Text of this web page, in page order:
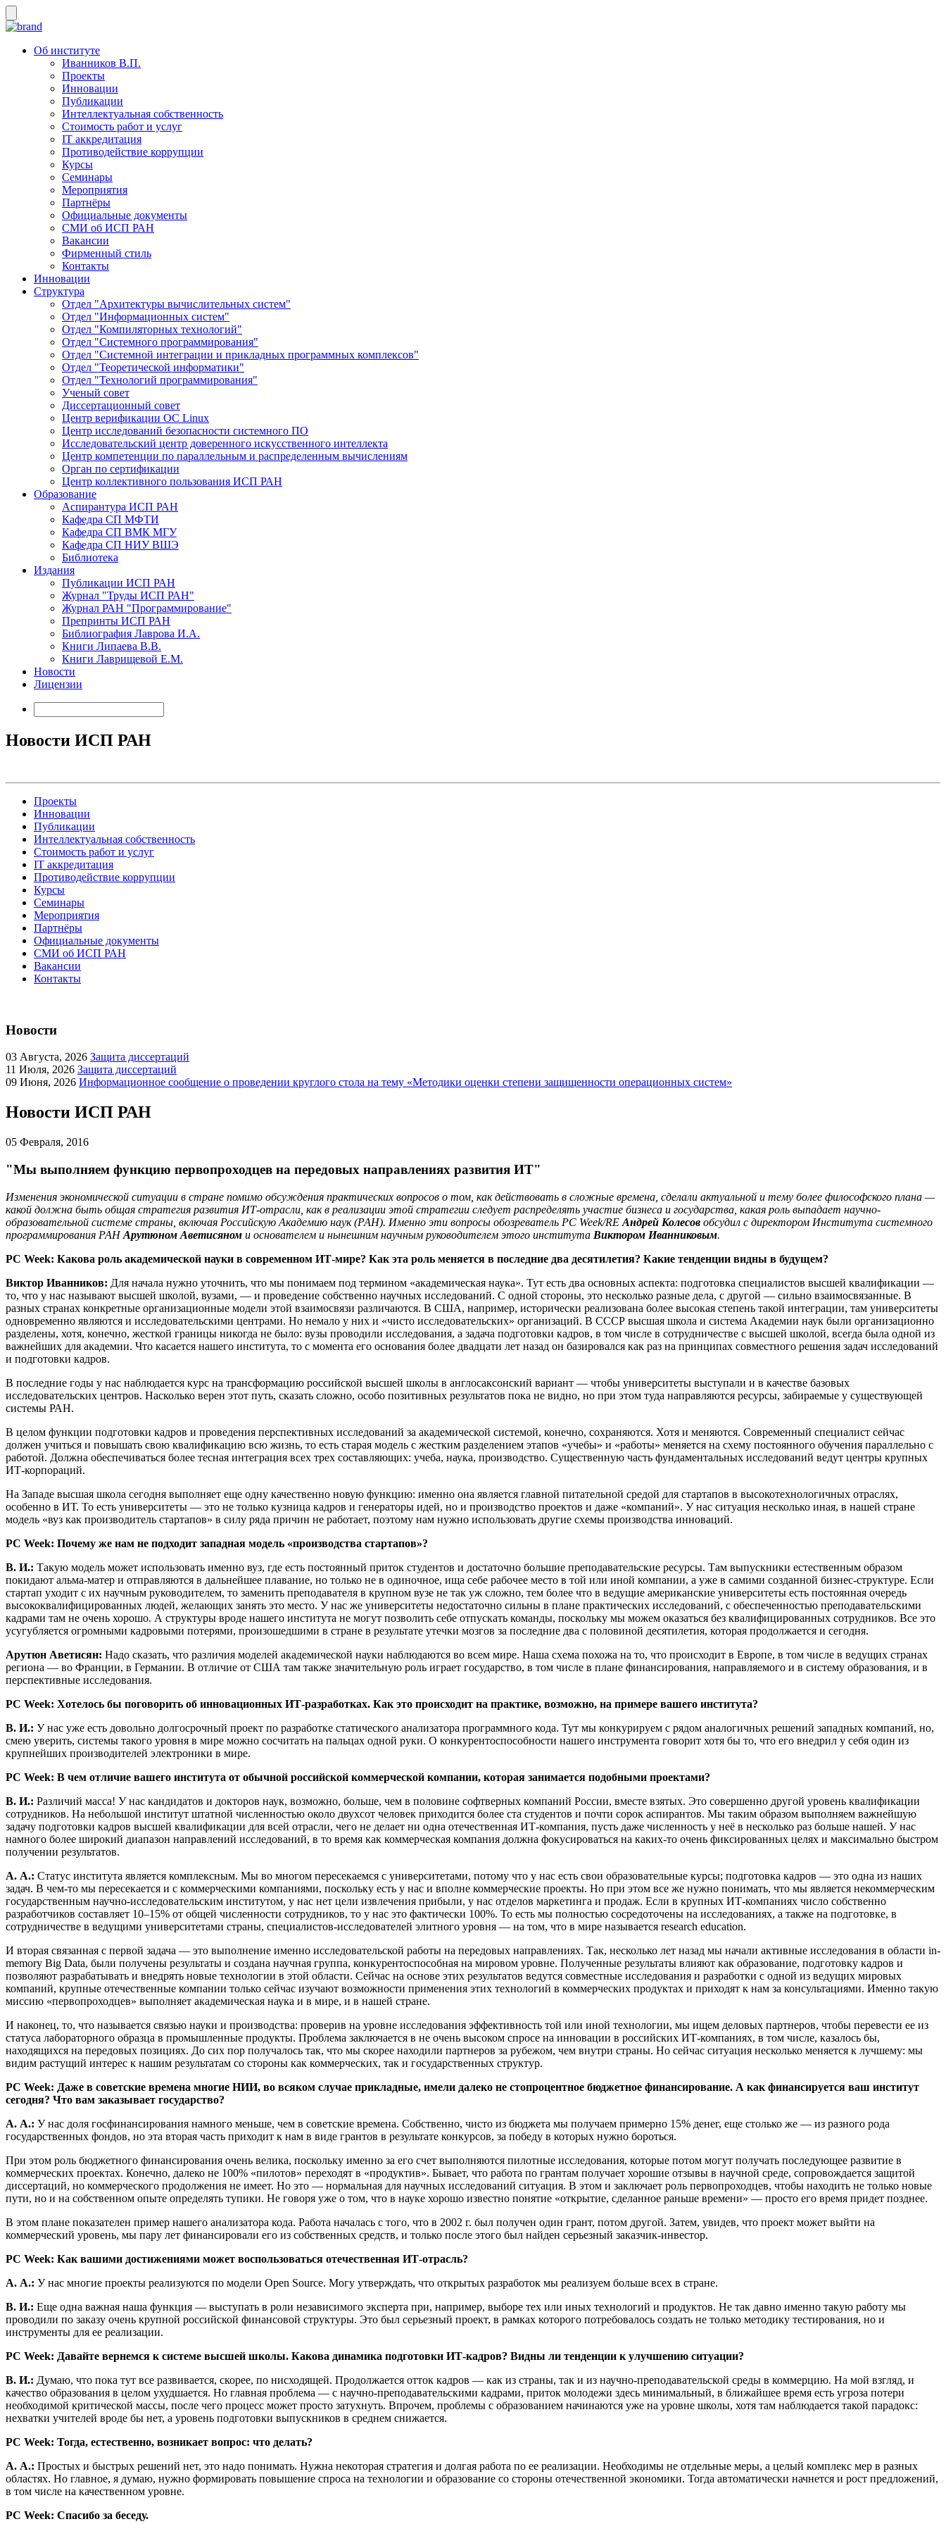
Об институте
Иванников В.П.
Проекты
Инновации
Публикации
Интеллектуальная собственность
Стоимость работ и услуг
IT аккредитация
Противодействие коррупции
Курсы
Семинары
Мероприятия
Партнёры
Официальные документы
СМИ об ИСП РАН
Вакансии
Фирменный стиль
Контакты
Инновации
Структура
Отдел "Архитектуры вычислительных систем"
Отдел "Информационных систем"
Отдел "Компиляторных технологий"
Отдел "Системного программирования"
Отдел "Системной интеграции и прикладных программных комплексов"
Отдел "Теоретической информатики"
Отдел "Технологий программирования"
Ученый совет
Диссертационный совет
Центр верификации ОС Linux
Центр исследований безопасности системного ПО
Исследовательский центр доверенного искусственного интеллекта
Центр компетенции по параллельным и распределенным вычислениям
Орган по сертификации
Центр коллективного пользования ИСП РАН
Образование
Аспирантура ИСП РАН
Кафедра СП МФТИ
Кафедра СП ВМК МГУ
Кафедра СП НИУ ВШЭ
Библиотека
Издания
Публикации ИСП РАН
Журнал "Труды ИСП РАН"
Журнал РАН "Программирование"
Препринты ИСП РАН
Библиография Лаврова И.А.
Книги Липаева В.В.
Книги Лаврищевой Е.М.
Новости
Лицензии
Новости ИСП РАН
Проекты
Инновации
Публикации
Интеллектуальная собственность
Стоимость работ и услуг
IT аккредитация
Противодействие коррупции
Курсы
Семинары
Мероприятия
Партнёры
Официальные документы
СМИ об ИСП РАН
Вакансии
Контакты
Новости
03 Августа, 2026 Защита диссертаций
11 Июля, 2026 Защита диссертаций
09 Июня, 2026 Информационное сообщение о проведении круглого стола на тему «Методики оценки степени защищенности операционных систем»
Новости ИСП РАН
05 Февраля, 2016
"Мы выполняем функцию первопроходцев на передовых направлениях развития ИТ"
Изменения экономической ситуации в стране помимо обсуждения практических вопросов о том, как действовать в сложные времена, сделали актуальной и тему более философского плана —
какой должна быть общая стратегия развития ИТ-отрасли, как в реализации этой стратегии следует распределять участие бизнеса и государства, какая роль выпадает научно-
образовательной системе страны, включая Российскую Академию наук (РАН). Именно эти вопросы обозреватель PC Week/RE Андрей Колесов обсудил с директором Института системного
программирования РАНАрутюном Аветисяном и основателем и нынешним научным руководителем этого института Виктором Иванниковым.
PC Week: Какова роль академической науки в современном ИТ-мире? Как эта роль меняется в последние два десятилетия? Какие тенденции видны в будущем?
Виктор Иванников: Для начала нужно уточнить, что мы понимаем под термином «академическая наука». Тут есть два основных аспекта: подготовка специалистов высшей квалификации —
то, что у нас называют высшей школой, вузами, — и проведение собственно научных исследований. С одной стороны, это несколько разные дела, с другой — сильно взаимосвязанные. В
разных странах конкретные организационные модели этой взаимосвязи различаются. В США, например, исторически реализована более высокая степень такой интеграции, там университеты
одновременно являются и исследовательскими центрами. Но немало у них и «чисто исследовательских» организаций. В СССР высшая школа и система Академии наук были организационно
разделены, хотя, конечно, жесткой границы никогда не было: вузы проводили исследования, а задача подготовки кадров, в том числе в сотрудничестве с высшей школой, всегда была одной из
важнейших для академии. Что касается нашего института, то с момента его основания более двадцати лет назад он базировался как раз на принципах совместного решения задач исследований
и подготовки кадров.
В последние годы у нас наблюдается курс на трансформацию российской высшей школы в англосаксонский вариант — чтобы университеты выступали и в качестве базовых
исследовательских центров. Насколько верен этот путь, сказать сложно, особо позитивных результатов пока не видно, но при этом туда направляются ресурсы, забираемые у существующей
системы РАН.
В целом функции подготовки кадров и проведения перспективных исследований за академической системой, конечно, сохраняются. Хотя и меняются. Современный специалист сейчас
должен учиться и повышать свою квалификацию всю жизнь, то есть старая модель с жестким разделением этапов «учебы» и «работы» меняется на схему постоянного обучения параллельно с
работой. Должна обеспечиваться более тесная интеграция всех трех составляющих: учеба, наука, производство. Существенную часть фундаментальных исследований ведут центры крупных
ИТ-корпораций.
На Западе высшая школа сегодня выполняет еще одну качественно новую функцию: именно она является главной питательной средой для стартапов в высокотехнологичных отраслях,
особенно в ИТ. То есть университеты — это не только кузница кадров и генераторы идей, но и производство проектов и даже «компаний». У нас ситуация несколько иная, в нашей стране
модель «вуз как производитель стартапов» в силу ряда причин не работает, поэтому нам нужно использовать другие схемы производства инноваций.
PC Week: Почему же нам не подходит западная модель «производства стартапов»?
В. И.: Такую модель может использовать именно вуз, где есть постоянный приток студентов и достаточно большие преподавательские ресурсы. Там выпускники естественным образом
покидают альма-матер и отправляются в дальнейшее плавание, но только не в одиночное, ища себе рабочее место в той или иной компании, а уже в самими созданной бизнес-структуре. Если
стартап уходит с их научным руководителем, то заменить преподавателя в крупном вузе не так уж сложно, тем более что в ведущие американские университеты есть постоянная очередь
высококвалифицированных людей, желающих занять это место. У нас же университеты недостаточно сильны в плане практических исследований, с обеспеченностью преподавательскими
кадрами там не очень хорошо. А структуры вроде нашего института не могут позволить себе отпускать команды, поскольку мы можем оказаться без квалифицированных сотрудников. Все это
усугубляется огромными кадровыми потерями, произошедшими в стране в результате утечки мозгов за последние два с половиной десятилетия, которая продолжается и сегодня.
Арутюн Аветисян: Надо сказать, что различия моделей академической науки наблюдаются во всем мире. Наша схема похожа на то, что происходит в Европе, в том числе в ведущих странах
региона — во Франции, в Германии. В отличие от США там также значительную роль играет государство, в том числе в плане финансирования, направляемого и в систему образования, и в
перспективные исследования.
PC Week: Хотелось бы поговорить об инновационных ИТ-разработках. Как это происходит на практике, возможно, на примере вашего института?
В. И.: У нас уже есть довольно долгосрочный проект по разработке статического анализатора программного кода. Тут мы конкурируем с рядом аналогичных решений западных компаний, но,
смею уверить, системы такого уровня в мире можно сосчитать на пальцах одной руки. О конкурентоспособности нашего инструмента говорит хотя бы то, что его внедрил у себя один из
крупнейших производителей электроники в мире.
PC Week: В чем отличие вашего института от обычной российской коммерческой компании, которая занимается подобными проектами?
В. И.: Различий масса! У нас кандидатов и докторов наук, возможно, больше, чем в половине софтверных компаний России, вместе взятых. Это совершенно другой уровень квалификации
сотрудников. На небольшой институт штатной численностью около двухсот человек приходится более ста студентов и почти сорок аспирантов. Мы таким образом выполняем важнейшую
задачу подготовки кадров высшей квалификации для всей отрасли, чего не делает ни одна отечественная ИТ-компания, пусть даже численность у неё в несколько раз больше нашей. У нас
намного более широкий диапазон направлений исследований, в то время как коммерческая компания должна фокусироваться на каких-то очень фиксированных целях и максимально быстром
получении результатов.
А. А.: Статус института является комплексным. Мы во многом пересекаемся с университетами, потому что у нас есть свои образовательные курсы; подготовка кадров — это одна из наших
задач. В чем-то мы пересекается и с коммерческими компаниями, поскольку есть у нас и вполне коммерческие проекты. Но при этом все же нужно понимать, что мы является некоммерческим
государственным научно-исследовательским институтом, у нас нет цели извлечения прибыли, у нас отделов маркетинга и продаж. Если в крупных ИТ-компаниях число собственно
разработчиков составляет 10–15% от общей численности сотрудников, то у нас это фактически 100%. То есть мы полностью сосредоточены на исследованиях, а также на подготовке, в
сотрудничестве в ведущими университетами страны, специалистов-исследователей элитного уровня — на том, что в мире называется research education.
И вторая связанная с первой задача — это выполнение именно исследовательской работы на передовых направлениях. Так, несколько лет назад мы начали активные исследования в области in-
memory Big Data, были получены результаты и создана научная группа, конкурентоспособная на мировом уровне. Полученные результаты влияют как образование, подготовку кадров и
позволяют разрабатывать и внедрять новые технологии в этой области. Сейчас на основе этих результатов ведутся совместные исследования и разработки с одной из ведущих мировых
компаний, крупные отечественные компании только сейчас изучают возможности применения этих технологий в коммерческих продуктах и приходят к нам за консультациями. Именно такую
миссию «первопроходцев» выполняет академическая наука и в мире, и в нашей стране.
И наконец, то, что называется связью науки и производства: проверив на уровне исследования эффективность той или иной технологии, мы ищем деловых партнеров, чтобы перевести ее из
статуса лабораторного образца в промышленные продукты. Проблема заключается в не очень высоком спросе на инновации в российских ИТ-компаниях, в том числе, казалось бы,
находящихся на передовых позициях. До сих пор получалось так, что мы скорее находили партнеров за рубежом, чем внутри страны. Но сейчас ситуация несколько меняется к лучшему: мы
видим растущий интерес к нашим результатам со стороны как коммерческих, так и государственных структур.
PC Week: Даже в советские времена многие НИИ, во всяком случае прикладные, имели далеко не стопроцентное бюджетное финансирование. А как финансируется ваш институт
сегодня? Что вам заказывает государство?
А. А.: У нас доля госфинансирования намного меньше, чем в советские времена. Собственно, чисто из бюджета мы получаем примерно 15% денег, еще столько же — из разного рода
государственных фондов, но эта вторая часть приходит к нам в виде грантов в результате конкурсов, за победу в которых нужно бороться.
При этом роль бюджетного финансирования очень велика, поскольку именно за его счет выполняются пилотные исследования, которые потом могут получать последующее развитие в
коммерческих проектах. Конечно, далеко не 100% «пилотов» переходят в «продуктив». Бывает, что работа по грантам получает хорошие отзывы в научной среде, сопровождается защитой
диссертаций, но коммерческого продолжения не имеет. Но это — нормальная для научных исследований ситуация. В этом и заключает роль первопроходцев, чтобы находить не только новые
пути, но и на собственном опыте определять тупики. Не говоря уже о том, что в науке хорошо известно понятие «открытие, сделанное раньше времени» — просто его время придет позднее.
В этом плане показателен пример нашего анализатора кода. Работа началась с того, что в 2002 г. был получен один грант, потом другой. Затем, увидев, что проект может выйти на
коммерческий уровень, мы пару лет финансировали его из собственных средств, и только после этого был найден серьезный заказчик-инвестор.
PC Week: Как вашими достижениями может воспользоваться отечественная ИТ-отрасль?
А. А.: У нас многие проекты реализуются по модели Open Source. Могу утверждать, что открытых разработок мы реализуем больше всех в стране.
В. И.: Еще одна важная наша функция — выступать в роли независимого эксперта при, например, выборе тех или иных технологий и продуктов. Не так давно именно такую работу мы
проводили по заказу очень крупной российской финансовой структуры. Это был серьезный проект, в рамках которого потребовалось создать не только методику тестирования, но и
инструменты для ее реализации.
PC Week: Давайте вернемся к системе высшей школы. Какова динамика подготовки ИТ-кадров? Видны ли тенденции к улучшению ситуации?
В. И.: Думаю, что пока тут все развивается, скорее, по нисходящей. Продолжается отток кадров — как из страны, так и из научно-преподавательской среды в коммерцию. На мой взгляд, и
качество образования в целом ухудшается. Но главная проблема — с научно-преподавательскими кадрами, приток молодежи здесь минимальный, в ближайшее время есть угроза потери
необходимой критической массы, после чего процесс может просто затухнуть. Впрочем, проблемы с образованием начинаются уже на уровне школы, хотя там наблюдается такой парадокс:
нехватки учителей вроде бы нет, а уровень подготовки выпускников в среднем снижается.
PC Week: Тогда, естественно, возникает вопрос: что делать?
А. А.: Простых и быстрых решений нет, это надо понимать. Нужна некоторая стратегия и долгая работа по ее реализации. Необходимы не отдельные меры, а целый комплекс мер в разных
областях. Но главное, я думаю, нужно формировать повышение спроса на технологии и образование со стороны отечественной экономики. Тогда автоматически начнется и рост предложений,
в том числе на качественном уровне.
PC Week: Спасибо за беседу.